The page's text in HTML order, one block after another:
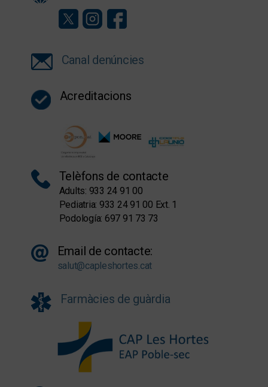
Canal denúncies
Acreditacions
Telèfons de contacte
Adults: 933 24 91 00
Pediatria: 933 24 91 00 Ext. 1
Podología: 697 91 73 73
Email de contacte:
salut@capleshortes.cat
Farmàcies de guàrdia